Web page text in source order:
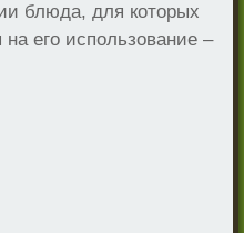
блюда, для которых
его использование –